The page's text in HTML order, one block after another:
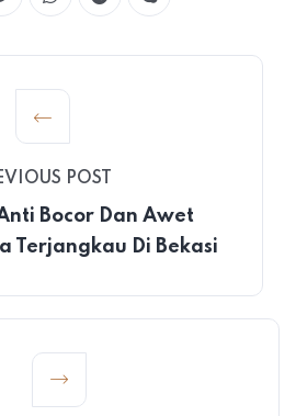
POST
Bocor Dan Awet
Terjangkau Di Bekasi